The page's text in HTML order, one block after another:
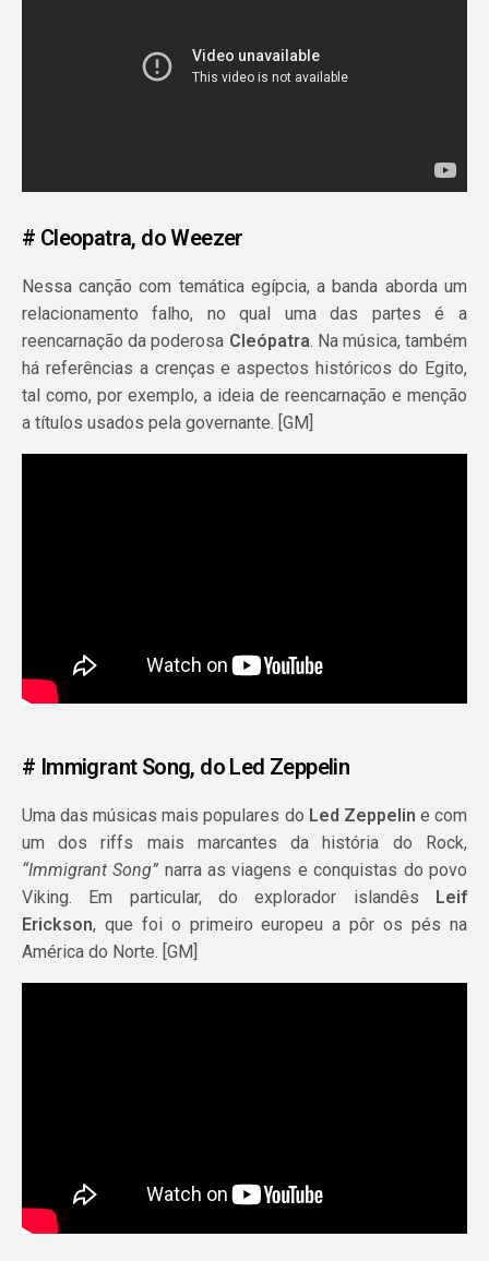
# Cleopatra, doWeezer
Nessa canção com temática egípcia, a banda aborda um
relacionamento falho, no qual uma das partes é a
reencarnação da poderosa Cleópatra. Na música, também
há referências a crenças e aspectos históricos do Egito,
tal como, por exemplo, a ideia de reencarnação e menção
a títulos usados pela governante. [GM]
# Immigrant Song, do Led Zeppelin
Uma das músicas mais populares do Led Zeppelin e com
um dos riffs mais marcantes da história do Rock,
“Immigrant Song” narra as viagens e conquistas do povo
Viking. Em particular, do explorador islandês
Leif
Erickson, que foi o primeiro europeu a pôr os pés na
América do Norte. [GM]